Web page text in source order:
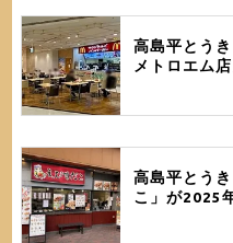
高島平とう
メトロエム
高島平とう
こ」が2025